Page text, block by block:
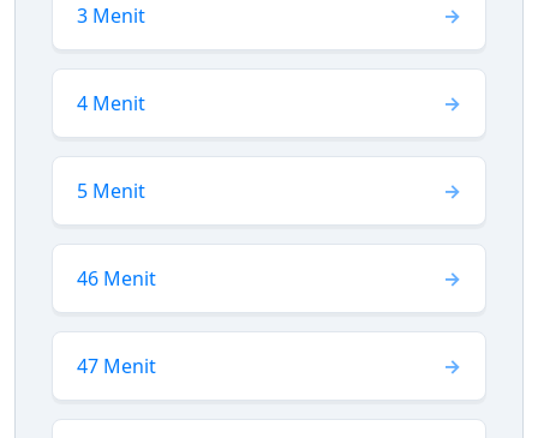
3 Menit
4 Menit
5 Menit
46 Menit
47 Menit